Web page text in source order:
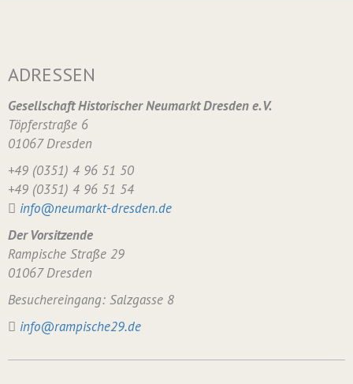
ADRESSEN
Gesellschaft Historischer Neumarkt Dresden e. V.
Töpferstraße 6
01067 Dresden
+49 (0351) 4 96 51 50
+49 (0351) 4 96 51 54
info@neumarkt-dresden.de
Der Vorsitzende
Rampische Straße 29
01067 Dresden
Besuchereingang: Salzgasse 8
info@rampische29.de